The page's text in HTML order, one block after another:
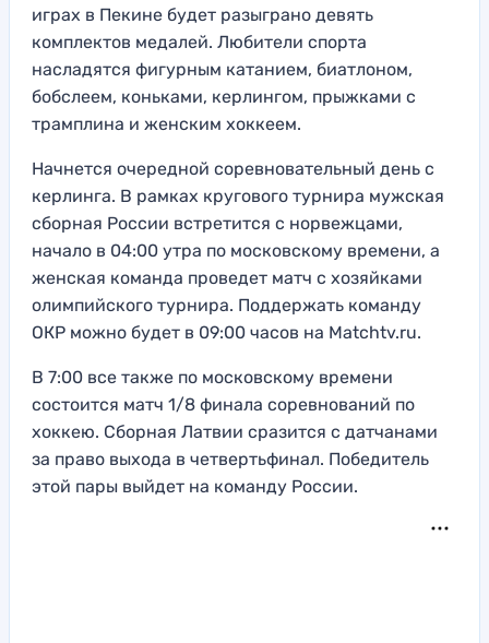
играх в Пекине будет разыграно девять
комплектов медалей. Любители спорта
насладятся фигурным катанием, биатлоном,
бобслеем, коньками, керлингом, прыжками с
трамплина и женским хоккеем.
Начнется очередной соревновательный день с
керлинга. В рамках кругового турнира мужская
сборная России встретится с норвежцами,
начало в 04:00 утра по московскому времени, а
женская команда проведет матч с хозяйками
олимпийского турнира. Поддержать команду
ОКР можно будет в 09:00 часов на Matchtv.ru.
В 7:00 все также по московскому времени
состоится матч 1/8 финала соревнований по
хоккею. Сборная Латвии сразится с датчанами
за право выхода в четвертьфинал. Победитель
этой пары выйдет на команду России.